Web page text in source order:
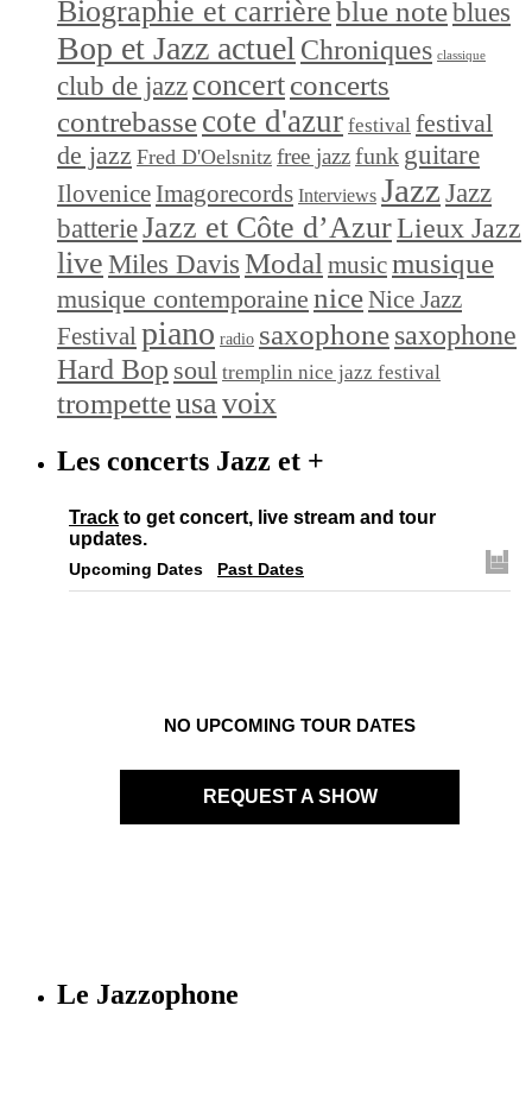
Biographie et carrièreblue noteblues
Bop et Jazz actuel Chroniques classique
club de jazz concertconcerts
contrebassecote d'azur festival festival
de jazz Fred D'Oelsnitz free jazzfunk guitare
Ilovenice Imagorecords Interviews Jazz Jazz
batterieJazz et Côte d’AzurLieux Jazz
live Miles Davis Modal musicmusique
musique contemporaine niceNice Jazz
Festivalpiano radio saxophonesaxophone
Hard Bop soul tremplin nice jazz festival
trompetteusavoix
Les concerts Jazz et +
Track to get concert, live stream and tour
updates.
Upcoming Dates Past Dates
NO UPCOMING TOUR DATES
REQUEST A SHOW
Le Jazzophone